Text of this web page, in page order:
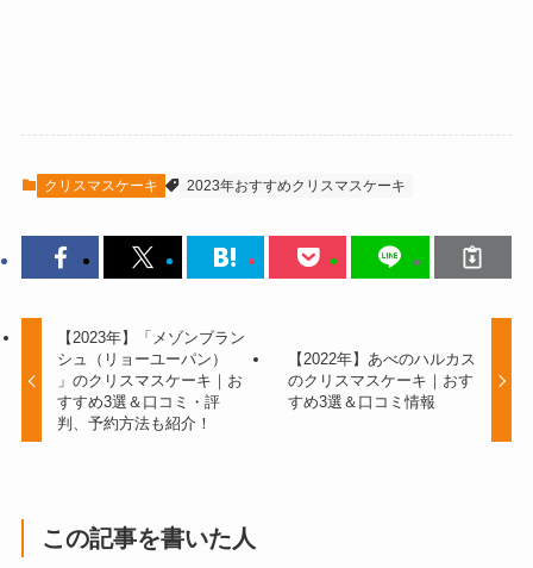
クリスマスケーキ 2023年おすすめクリスマスケーキ
【2023年】「メゾンブラン
シュ（リョーユーパン）
」のクリスマスケーキ｜お
すすめ3選＆口コミ・評
判、予約方法も紹介！
【2022年】あべのハルカス
のクリスマスケーキ｜おす
すめ3選＆口コミ情報
この記事を書いた人